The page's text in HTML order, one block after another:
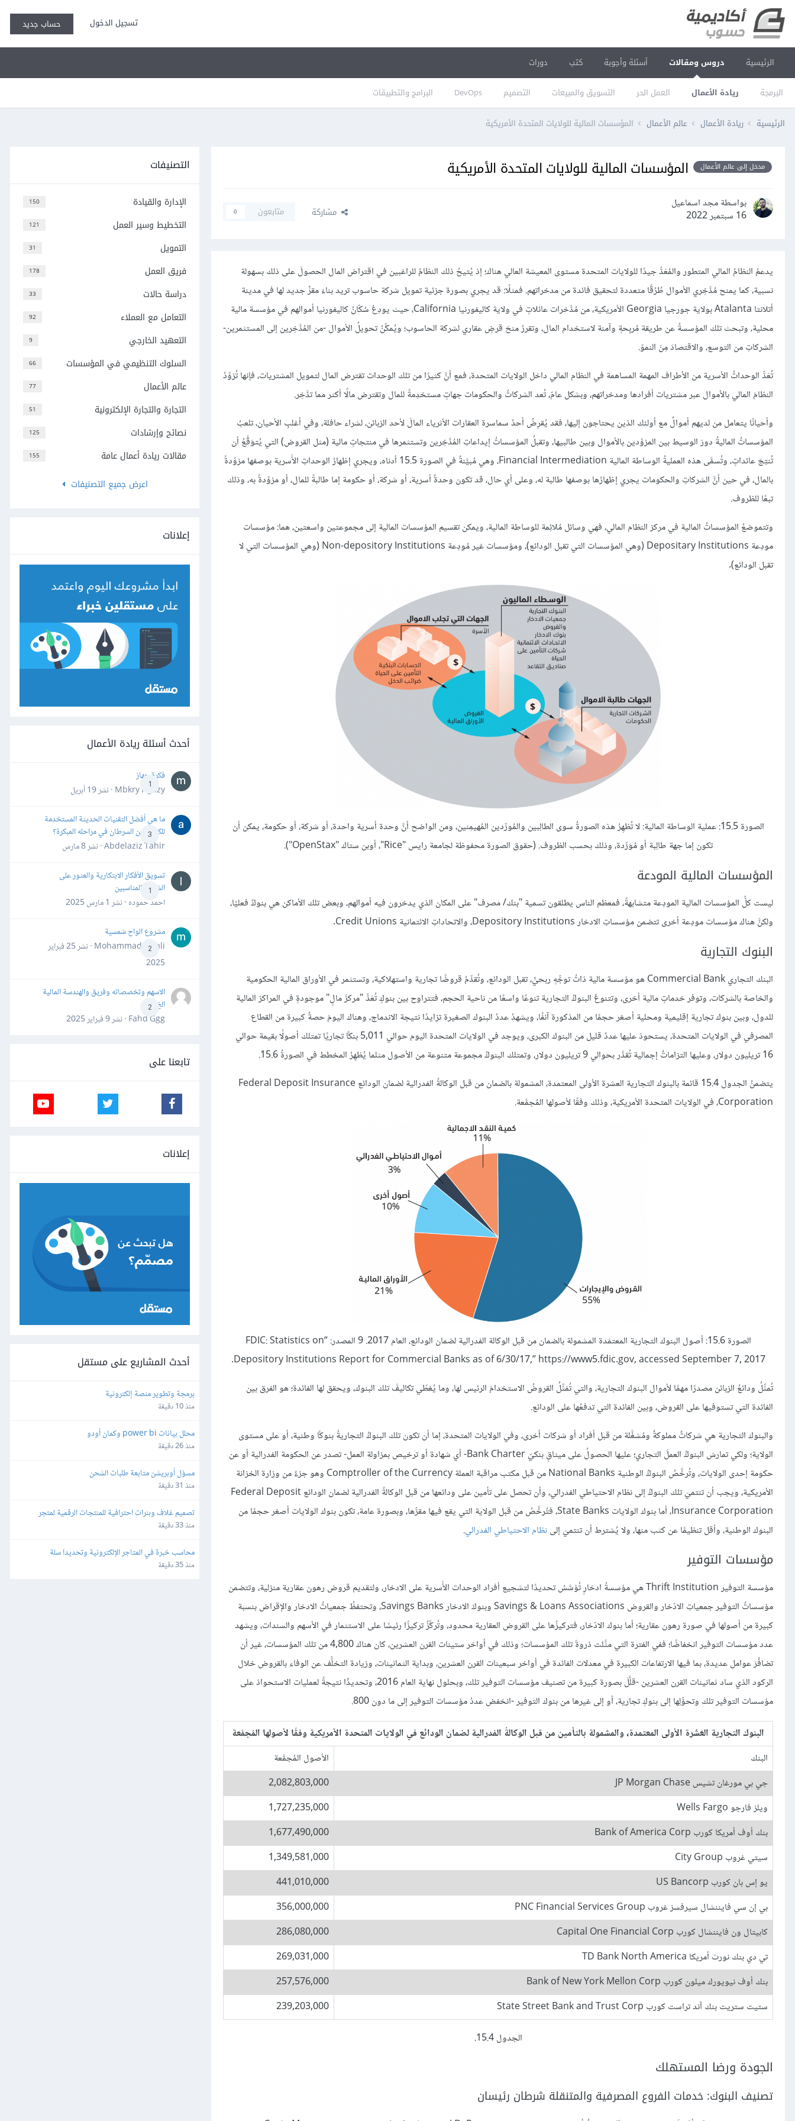
تسجيل الدخول حساب جديد
الرئيسية دروس ومقالات
البرمجة ريادة الأعمال العمل الحر التسويق والمبيعات التصميم DevOps البرامج والتطبيقات
أسئلة وأجوبة كتب دورات
الرئيسية ريادة الأعمال عالم الأعمال المؤسسات المالية للولايات المتحدة الأمريكية
مدخل إلى عالم الأعمال المؤسسات المالية للولايات المتحدة الأمريكية
بواسطة مجد اسماعيل
16 سبتمبر 2022
مشاركة متابعون 0
يدعمُ النظامُ المالي المتطور والمُعَدُّ جيدًا للولايات المتحدة مستوى المعيشة العالي هناك؛ إذ يُتيحُ ذلك النظامُ للراغبين في اقتراض المال الحصولَ على ذلك بسهولة
نسبية، كما يمنح مُدَّخِري الأموال طُرُقًا متعددة لتحقيق فائدة من مدخراتهم. فمثلًا: قد يجري بصورة جزئية تمويل شركة حاسوب تريد بناءَ مقرٍّ جديد لها في مدينة
أتلانتا Atalanta بولاية جورجيا Georgia الأمريكية، من مُدَّخرات عائلاتٍ في ولاية كاليفورنيا California، حيث يودِعُ سُكّانُ كاليفورنيا أموالهم في مؤسسة مالية
محلية، وتبحث تلك المؤسسةُ عن طريقة مُربِحةٍ وآمنة لاستخدام المال، وتقررُ منحَ قرضٍ عقاري لشركة الحاسوب؛ ويُمكِّنُ تحويلُ الأموال -من المُدَّخِرين إلى المستثمرين-
الشركاتِ من التوسع، والاقتصادَ مِنَ النموّ.
تُعَدُّ الوحداتُ الأسرية من الأطراف المهمة المساهمة في النظام المالي داخل الولايات المتحدة، فمع أنَّ كثيرًا من تلك الوحدات تقترض المال لتمويل المشتريات، فإنها تُزوِّدُ
النظامَ المالي بالأموال عبر مشتريات أفرادها ومدخراتهم، وبشكل عامّ، تُعد الشركاتُ والحكومات جهاتٍ مستخدِمةً للمال وتقترض مالًا أكثر مما تدَّخِر.
وأحيانًا يتعامل من لديهم أموالٌ مع أولئك الذين يحتاجون إليها، فقد يُقرِضُ أحدُ سماسرة العقارات الأثرياء المالَ لأحد الزبائن، لشراء حافلة، وفي أغلبِ الأحيان، تلعبُ
المؤسساتُ الماليةُ دورَ الوسيط بين المزوِّدين بالأموال وبين طالبيها، وتقبلُ المؤسساتُ إيداعاتِ المُدَّخِرين وتستثمرها في منتجاتٍ مالية (مثل القروض) التي يُتوَقَّعُ أن
تُنتِجَ عائداتٍ، وتُسمَّى هذه العمليةُ الوساطة المالية Financial Intermediation، وهي مُبيَّنةٌ في الصورة 15.5 أدناه، ويجري إظهارُ الوحداتِ الأُسرية بوصفها مزوِّدةً
بالمال، في حين أنَّ الشركاتِ والحكومات يجري إظهارُها بوصفها طالبة له، وعلى أي حال، قد تكون وحدةٌ أسرية، أو شركة، أو حكومة إما طالبةً للمال، أو مزوِّدةً به، وذلك
تبعًا للظروف.
وتتموضعُ المؤسساتُ المالية في مركز النظام المالي، فهي وسائل مُلائِمة للوساطة المالية، ويمكن تقسيم المؤسسات المالية إلى مجموعتين واسعتين، هما: مؤسسات
مودِعة Depositary Institutions (وهي المؤسسات التي تقبل الودائع)، ومؤسسات غير مُودِعة Non-depository Institutions (وهي المؤسسات التي لا
تقبل الودائع).
الصورة 15.5: عملية الوساطة المالية: لا تُظهِرُ هذه الصورةُ سوى الطالِبين والمُورِّدين المُهيمِنين، ومن الواضح أنَّ وحدة أسرية واحدة، أو شركة، أو حكومة، يمكن أن
تكون إما جهة طالِبة أو مُوَرِّدة، وذلك بحسب الظروف. (حقوق الصورة محفوظة لجامعة رايس "Rice"، أوبن ستاك "OpenStax").
المؤسسات المالية المودعة
ليست كلُّ المؤسسات المالية المودِعة متشابهةً، فمعظم الناس يطلقون تسمية "بنك/ مصرف" على المكان الذي يدخرون فيه أموالهم، وبعض تلك الأماكن هي بنوكٌ فعليًا،
ولكنَّ هناك مؤسسات مودِعة أخرى تتضمن مؤسساتِ الادخار Depository Institutions، والاتحاداتِ الائتمانية Credit Unions.
البنوك التجارية
البنك التجاري Commercial Bank هو مؤسسة مالية ذاتُ توجُّهٍ ربحيٍّ، تقبل الودائع، وتُقدِّمُ قروضًا تجارية واستهلاكية، وتستثمر في الأوراق المالية الحكومية
والخاصة بالشركات، وتوفر خدماتٍ مالية أخرى، وتتنوعُ البنوكُ التجارية تنوعًا واسعًا من ناحية الحجم، فتتراوح بين بنوكٍ تُعَدُّ "مركزَ مالٍ" موجودةٍ في المراكز المالية
للدول، وبين بنوك تجارية إقليمية ومحلية أصغر حجمًا من المذكورة آنفًا، ويشهدُ عددُ البنوك الصغيرة تزايدًا نتيجة الاندماج، وهناك اليومَ حصةٌ كبيرة من القطاع
المصرفي في الولايات المتحدة، يستحوذ عليها عددٌ قليل من البنوك الكبرى، ويوجد في الولايات المتحدة اليوم حوالي 5,011 بنكًا تجاريًا تمتلك أصولًا بقيمة حوالي
16 تريليون دولار، وعليها التزاماتٌ إجمالية تُقدَّر بحوالي 9 تريليون دولار، وتمتلك البنوكُ مجموعة متنوعة من الأصول مثلما يُظهِرُ المخطط في الصورةُ 15.6.
يتضمنُ الجدول 15.4 قائمة بالبنوك التجارية العشرة الأولى المعتمدة، المشمولة بالضمان من قبل الوكالةُ الفدرالية لضمان الودائع Federal Deposit Insurance
Corporation، في الولايات المتحدة الأمريكية، وذلك وفقًا لأصولها المُجمَّعة.
الصورة 15.6: أصول البنوك التجارية المعتمَدة المشمولة بالضمان من قبل الوكالة الفدرالية لضمان الودائع، العام 2017. 9 المصدر: “FDIC: Statistics on
Depository Institutions Report for Commercial Banks as of 6/30/17,” https://www5.fdic.gov, accessed September 7, 2017.
تُمثِّلُ ودائعُ الزبائن مصدرًا مهمًا لأموال البنوك التجارية، والتي تُمَثِّلُ القروضُ الاستخدامَ الرئيس لها، وما يُغطّي تكاليفَ تلك البنوك، ويحقق لها الفائدة؛ هو الفرق بين
الفائدة التي تستوفيها على القروض، وبين الفائدة التي تدفعُها على الودائع.
والبنوك التجارية هي شركاتٌ مملوكةٌ ومُشغَّلة من قبل أفراد أو شركات أخرى، وفي الولايات المتحدة، إما أن تكون تلك البنوكُ التجاريةُ بنوكًا وطنية، أو على مستوى
الولاية؛ ولكي تمارسَ البنوكُ العملَ التجاري؛ عليها الحصولُ على ميثاقٍ بنكيّ Bank Charter- أي شهادة أو ترخيص بمزاولة العمل- تصدر عن الحكومة الفدرالية أو عن
حكومة إحدى الولايات، وتُرخَّصُ البنوكُ الوطنية National Banks من قبل مكتب مراقبة العملة Comptroller of the Currency وهو جزءٌ من وزارة الخزانة
الأمريكية، ويجب أن تنتميَ تلك البنوكُ إلى نظام الاحتياطي الفدرالي، وأن تحصل على تأمين على ودائعها من قبل الوكالةُ الفدرالية لضمان الودائع Federal Deposit
Insurance Corporation، أما بنوك الولايات State Banks، فتُرخَّصُ من قبل الولاية التي يقع فيها مقرُّها، وبصورة عامة، تكون بنوك الولايات أصغر حجمًا من
البنوك الوطنية، وأقل تنظيمًا عن كثب منها، ولا يُشترط أن تنتميَ إلىنظام الاحتياطي الفدرالي.
مؤسسات التوفير
مؤسسة التوفير Thrift Institution هي مؤسسةُ ادخارٍ تُؤسَّسُ تحديدًا لتشجيع أفراد الوحدات الأُسرية على الادخار، ولتقديم قروض رهون عقارية منزلية، وتتضمن
مؤسساتُ التوفير جمعياتِ الادّخار والقروض Savings & Loans Associations وبنوكَ الادخار Savings Banks، وتحتفظُ جمعياتُ الادخار والإقراض بنسبة
كبيرة من أصولها في صورة رهون عقارية؛ أما بنوك الادّخار، فتركيزُها على القروض العقارية محدود، وتُركِّزُ تركيزًا رئيسًا على الاستثمار في الأسهم والسندات، ويشهد
عدد مؤسسات التوفير انخفاضًا؛ ففي الفترة التي مثَّلت ذروةَ تلك المؤسسات؛ وذلك في أواخر ستينات القرن العشرين، كان هناك 4,800 من تلك المؤسسات، غير أن
تضافُرَ عوامل عديدة، بما فيها الارتفاعات الكبيرة في معدلات الفائدة في أواخر سبعينات القرن العشرين، وبداية الثمانينات، وزيادة التخلُّف عن الوفاء بالقروض خلال
الركود الذي ساد ثمانينات القرن العشرين -قلَّلَ بصورة كبيرة من تصنيف مؤسسات التوفير تلك، وبحلول نهاية العام 2016، وتحديدًَا نتيجةً لعمليات الاستحواذ على
مؤسسات التوفير تلك وتحوُّلِها إلى بنوكٍ تجارية، أو إلى غيرها من بنوك التوفير -انخفض عددُ مؤسسات التوفير إلى ما دون 800.
البنوك التجارية العَشَرة الأولى المعتمدة، والمشمولة بالتأمين من قبل الوكالةُ الفدرالية لضمان الودائع في الولايات المتحدة الأمريكية وفقًا لأصولها المُجمَّعة
البنك
الأصول المُجمَّعة
جي بي مورغان تشيس JP Morgan Chase
2,082,803,000
ويلز فارجو Wells Fargo
1,727,235,000
بنك أوف أمريكا كورب Bank of America Corp
1,677,490,000
سيتي غروب City Group
1,349,581,000
يو إس بان كورب US Bancorp
441,010,000
بي إن سي فايننشال سيرفسز غروب PNC Financial Services Group
356,000,000
كابيتال ون فايننشال كورب Capital One Financial Corp
286,080,000
تي دي بنك نورث أمريكا TD Bank North America
269,031,000
بنك أوف نيويورك ميلون كورب Bank of New York Mellon Corp
257,576,000
ستيت ستريت بنك آند تراست كورب State Street Bank and Trust Corp
239,203,000
الجدول 15.4.
الجودة ورضا المستهلك
تصنيف البنوك: خدمات الفروع المصرفية والمتنقلة شرطان رئيسان
التصنيفات
150 الإدارة والقيادة
121 التخطيط وسير العمل
31 التمويل
178 فريق العمل
33 دراسة حالات
92 التعامل مع العملاء
9 التعهيد الخارجي
66 السلوك التنظيمي في المؤسسات
77 عالم الأعمال
51 التجارة والتجارة الإلكترونية
125 نصائح وإرشادات
155
مقالات ريادة أعمال عامة
اعرض جميع التصنيفات
إعلانات
أحدث أسئلة ريادة الأعمال
1
فكرة جهاز
Mbkry Hgazy · نشر
19 أبريل
3
ما هي أفضل التقنيات الحديثة المستخدمة
للكشف عن السرطان في مراحله المبكرة؟
Abdelaziz Tahir · نشر
8 مارس
1
تسويق الأفكار الابتكارية والعثور على
الشركاء المناسبين
احمد حموده · نشر 1 مارس 2025
2
مشروع الواح شمسية
Mohammad Awali · نشر
25 فبراير
2025
2
الاسهم وتخصصاته وفريق والهندسة المالية
الخ
Fahd Ggg · نشر
9 فبراير 2025
تابعنا على
إعلانات
أحدث المشاريع على مستقل
برمجة وتطوير منصة إلكترونية
منذ 10 دقيقة
محلل بيانات power bi وكمان أودو
منذ 26 دقيقة
مسؤل أوبريشن متابعة طلبات الشحن
منذ 31 دقيقة
تصميم غلاف وبنرات احترافية للمنتجات الرقمية لمتجر
Gumroad
منذ 33 دقيقة
محاسب خبرة في المتاجر الإلكترونية وتحديدا سلة
منذ 35 دقيقة